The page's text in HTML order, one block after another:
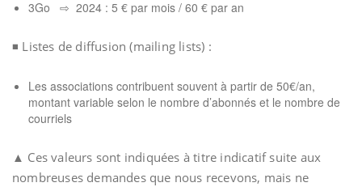
3Go ⇨ 2024 : 5 € par mois / 60 € par an
◾ Listes de diffusion (mailing lists) :
Les associations contribuent souvent à partir de 50€/an,
montant variable selon le nombre d’abonnés et le nombre de
courriels
▲ Ces valeurs sont indiquées à titre indicatif suite aux
nombreuses demandes que nous recevons, mais ne